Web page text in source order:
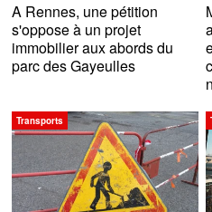
A Rennes, une pétition
s'oppose à un projet
immobilier aux abords du
parc des Gayeulles
Transports